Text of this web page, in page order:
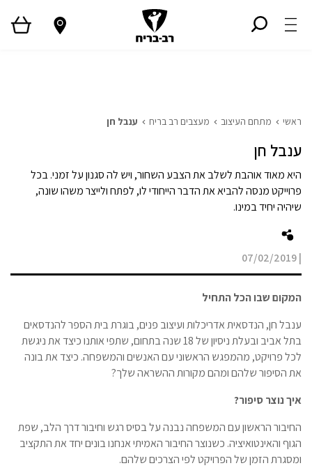
ראשי מתחם העיצוב מעצבים רב בריח ענבל חן
ענבל חן
היא מאוד אוהבת לשלב את הצבע השחור, ויש לה סגנון על זמני. בכל
פרוייקט מנסה להביא את הדבר הייחודי לו, לפתח ולייצר משהו שונה,
שיהיה יחיד במינו.
|
07/02/2019
המקום שבו הכל התחיל
ענבל חן, הנדסאית אדריכלות ועיצוב פנים, בוגרת בית הספר להנדסאים
בתל אביב ובעלת ניסיון של 18 שנה בתחום, שתפי אותנו כיצד את ניגשת
לכל פרויקט, מהמפגש הראשוני עם האנשים והמשפחה. כיצד את בונה
את הסיפור שלהם ומהם מקורות ההשראה שלך?
איך נוצר סיפור?
החיבור הראשון עם המשפחה נבנה על בסיס רגש וחיבור דרך הלב, שפת
הגוף והאינטואיציה. כשנוצר החיבור האמיתי אנחנו בונים יחד את התקציב
ומסגרת הזמן של הפרויקט לפי הצרכים שלהם.